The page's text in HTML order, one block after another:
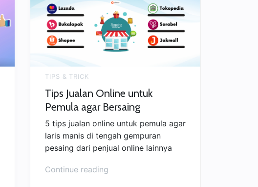
yang
Bisa
Bikin
Kamu
TIPS & TRICK
Tips Jualan Online untuk
Pemula agar Bersaing
5 tips jualan online untuk pemula agar
laris manis di tengah gempuran
pesaing dari penjual online lainnya
Continue reading“Tips